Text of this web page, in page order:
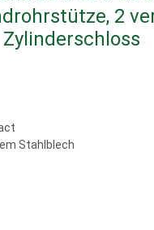
2
Stahlblech